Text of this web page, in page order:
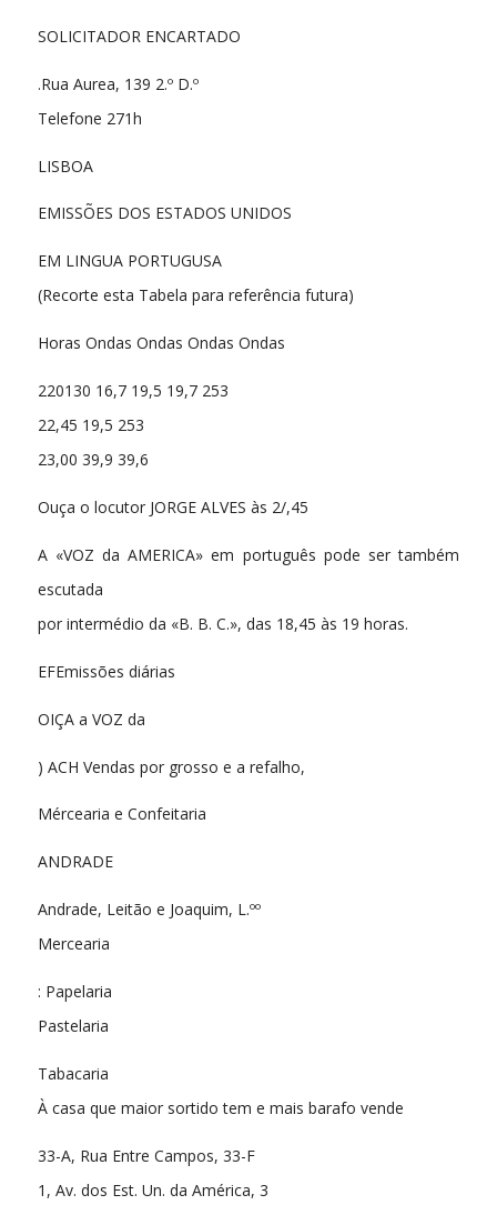
SOLICITADOR ENCARTADO
.Rua Aurea, 139 2.º D.º
Telefone 271h
LISBOA
EMISSÕES DOS ESTADOS UNIDOS
EM LINGUA PORTUGUSA
(Recorte esta Tabela para referência futura)
Horas Ondas Ondas Ondas Ondas
220130 16,7 19,5 19,7 253
22,45 19,5 253
23,00 39,9 39,6
Ouça o locutor JORGE ALVES às 2/,45
A «VOZ da AMERICA» em português pode ser também
escutada
por intermédio da «B. B. C.», das 18,45 às 19 horas.
EFEmissões diárias
OIÇA a VOZ da
) ACH Vendas por grosso e a refalho,
Mércearia e Confeitaria
ANDRADE
Andrade, Leitão e Joaquim, L.ºº
Mercearia
: Papelaria
Pastelaria
Tabacaria
À casa que maior sortido tem e mais barafo vende
33-A, Rua Entre Campos, 33-F
1, Av. dos Est. Un. da América, 3